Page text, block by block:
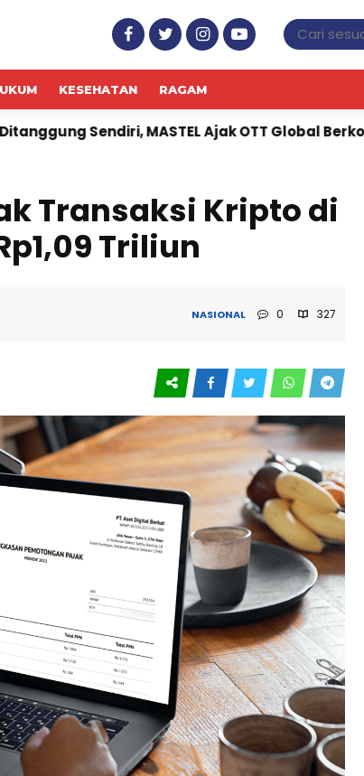
KESEHATAN RAGAM
Ajak OTT Global Berkontribusi
Transaksi Kripto di
Triliun
NASIONAL 0 327